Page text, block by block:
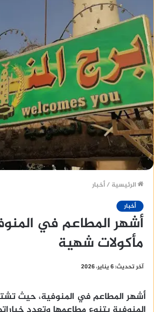
الرئيسية /أخبار
أخبار
أشهر المطاعم في
مأكولات شهية
آخر تحديث: 6 يناير، 2026
أشهر المطاعم في المنوفية، حيث